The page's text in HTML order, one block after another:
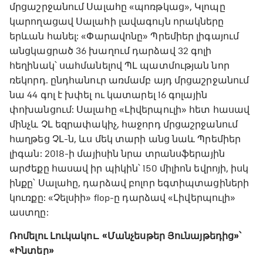
մրցաշրջանում Սալահը «պոռթկաց», Կլոպը
կարողացավ Սալահի լավագույն որակները
երևան հանել: «Փարավոնը» Պրեմիեր լիգայում
անցկացրած 36 խաղում դարձավ 32 գոլի
հեղինակ՝ սահմանելով ՊԼ պատմության նոր
ռեկորդ. ընդհանուր առմամբ այդ մրցաշրջանում
նա 44 գոլ է խփել ու կատարել 16 գոլային
փոխանցում: Սալահը «Լիվերպուլի» հետ հասավ
մինչև ՉԼ եզրափակիչ, հաջորդ մրցաշրջանում
հաղթեց ՉԼ-ն, ևս մեկ տարի անց նաև Պրեմիեր
լիգան: 2018-ի մայիսին նրա տրանսֆերային
արժեքը հասավ իր պիկին՝ 150 միլիոն եվրոյի, իսկ
ինքը՝ Սալահը, դարձավ բոլոր եգտիպտացիների
կուռքը: «Չելսիի» flop-ը դարձավ «Լիվերպուլի»
աստղը:
Ռոմելու Լուկակու. «Մանչեսթեր Յունայթեդից»՝
«Ինտեր»